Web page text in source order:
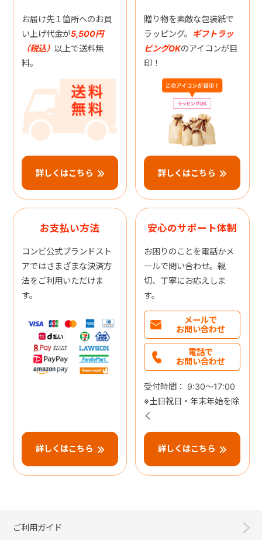
お届け先１箇所へのお買
い上げ代金が5,500円
（税込） 以上で送料無
料。
詳しくはこちら
贈り物を素敵な包装紙で
ラッピング。 ギフトラッ
ピングOKのアイコンが目
印！
詳しくはこちら
お支払い方法
コンビ公式ブランドスト
アではさまざまな決済方
法をご利用いただけま
す。
詳しくはこちら
安心のサポート体制
お困りのことを電話かメ
ールで問い合わせ。親
切、丁寧にお応えしま
す。
メールで
お問い合わせ
電話で
お問い合わせ
受付時間： 9:30～17:00
※土日祝日・年末年始を除
く
詳しくはこちら
ご利用ガイド